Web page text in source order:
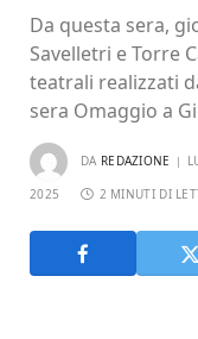
Da questa sera,
Savelletri e Torre
teatrali realizzati
sera Omaggio a
DA REDAZIONE
2025 2 MINUTI DI